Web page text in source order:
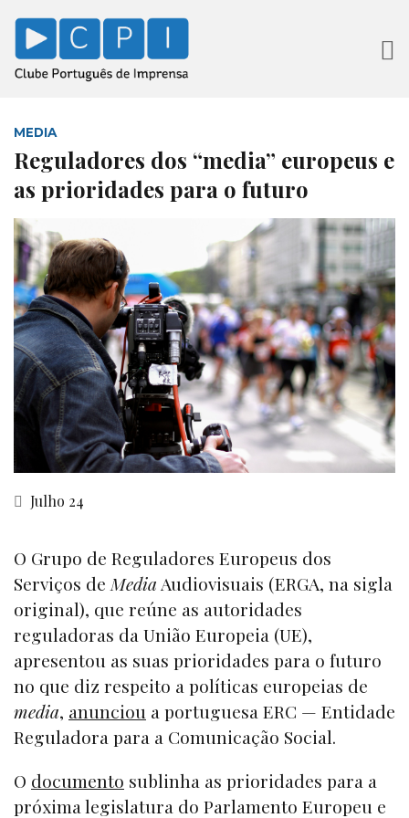
MEDIA
Reguladores dos “media” europeus e
as prioridades para o futuro
Julho 24
O Grupo de Reguladores Europeus dos
Serviços deMediaAudiovisuais (ERGA, na sigla
original), que reúne as autoridades
reguladoras da União Europeia (UE),
apresentou as suas prioridades para o futuro
no que diz respeito a políticas europeias de
media, anunciou a portuguesa ERC — Entidade
Reguladora para a Comunicação Social.
O documento sublinha as prioridades para a
próxima legislatura do Parlamento Europeu e